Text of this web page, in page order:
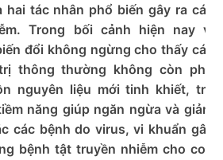
tác nhân phổ biến gây ra các
Trong bối cảnh hiện nay vi
đổi không ngừng cho thấy các
thông thường không còn phù
nguyên liệu mới tinh khiết, trở
năng giúp ngăn ngừa và giảm
các bệnh do virus, vi khuẩn gây
bệnh tật truyền nhiễm cho con